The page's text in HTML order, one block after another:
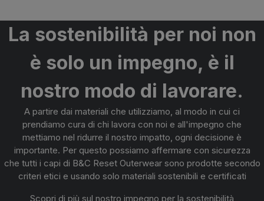
La sostenibilità per noi non
è solo un impegno, è il
nostro modo di lavorare.
A partire dai materiali che utilizziamo, al modo in cui ci
prendiamo cura di chi lavora con noi e all'impegno che
mettiamo nel ridurre il nostro impatto, ogni decisione è
importante. Per questo possiamo affermare con sicurezza
che tutti i capi di B&C Reset Outerwear sono prodotte secondo
criteri etici e usando solo materiali sostenibili e certificati
Scopri di più sul nostro impegno per la sostenibilità